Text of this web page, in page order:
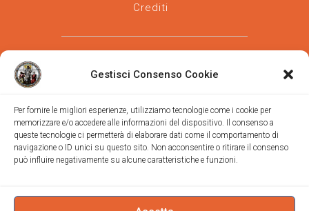
Gestisci Consenso Cookie
Per fornire le migliori esperienze, utilizziamo tecnologie come i cookie per
memorizzare e/o accedere alle informazioni del dispositivo. Il consenso a
queste tecnologie ci permetterà di elaborare dati come il comportamento di
navigazione o ID unici su questo sito. Non acconsentire o ritirare il consenso
può influire negativamente su alcune caratteristiche e funzioni.
Crediti
Parrocchia san Vincenzo de' Paoli-Diocesi
di Trieste
via Vittorino da Feltre, 11 (chiesa)
Trieste